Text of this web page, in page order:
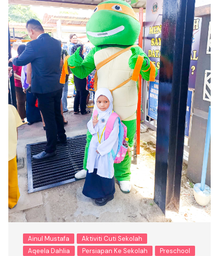
Ainul Mustafa
Aktiviti Cuti Sekolah
Aqeela Dahlia
Persiapan Ke Sekolah
Preschool